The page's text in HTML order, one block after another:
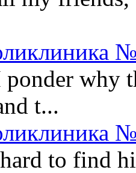
why
t...
to find